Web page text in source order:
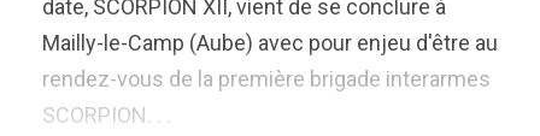
date, SCORPION XII, vient de se conclure à
Mailly-le-Camp (Aube) avec pour enjeu d'être au
rendez-vous de la première brigade interarmes
SCORPION. . .